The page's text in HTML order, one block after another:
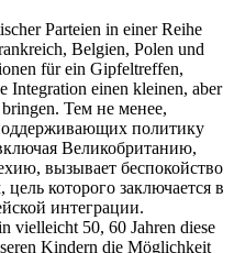
Parteien in einer Reihe
Belgien, Polen und
für ein Gipfeltreffen,
Integration einen kleinen, aber
bringen. Тем не менее,
политику
Великобританию,
вызывает беспокойство
которого заключается в
интеграции.
vielleicht 50, 60 Jahren diese
Kindern die Möglichkeit